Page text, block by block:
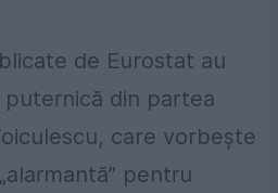
de Eurostat au
din partea
care vorbește
pentru